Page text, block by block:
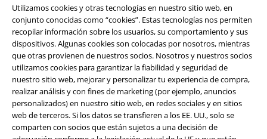
Utilizamos cookies y otras tecnologías en nuestro sitio web, en
conjunto conocidas como “cookies”. Estas tecnologías nos permiten
recopilar información sobre los usuarios, su comportamiento y sus
dispositivos. Algunas cookies son colocadas por nosotros, mientras
que otras provienen de nuestros socios. Nosotros y nuestros socios
utilizamos cookies para garantizar la fiabilidad y seguridad de
nuestro sitio web, mejorar y personalizar tu experiencia de compra,
realizar análisis y con fines de marketing (por ejemplo, anuncios
personalizados) en nuestro sitio web, en redes sociales y en sitios
web de terceros. Si los datos se transfieren a los EE. UU., solo se
comparten con socios que están sujetos a una decisión de
Legal
Términos y Condiciones